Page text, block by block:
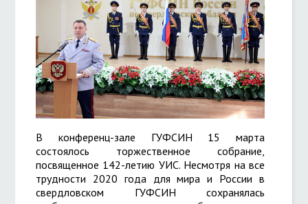
В конференц-зале ГУФСИН 15 марта
состоялось торжественное собрание,
посвященное 142-летию УИС. Несмотря на все
трудности 2020 года для мира и России в
свердловском ГУФСИН сохранялась